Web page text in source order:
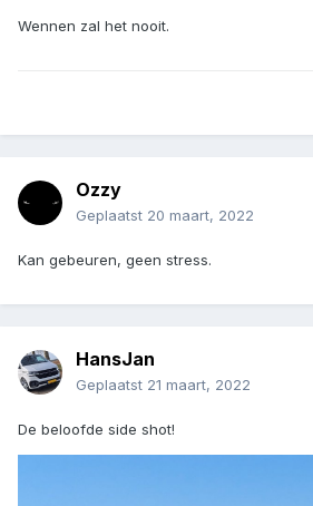
Wennen zal het nooit.
Ozzy
Geplaatst 20 maart, 2022
Kan gebeuren, geen stress.
HansJan
Geplaatst 21 maart, 2022
De beloofde side shot!